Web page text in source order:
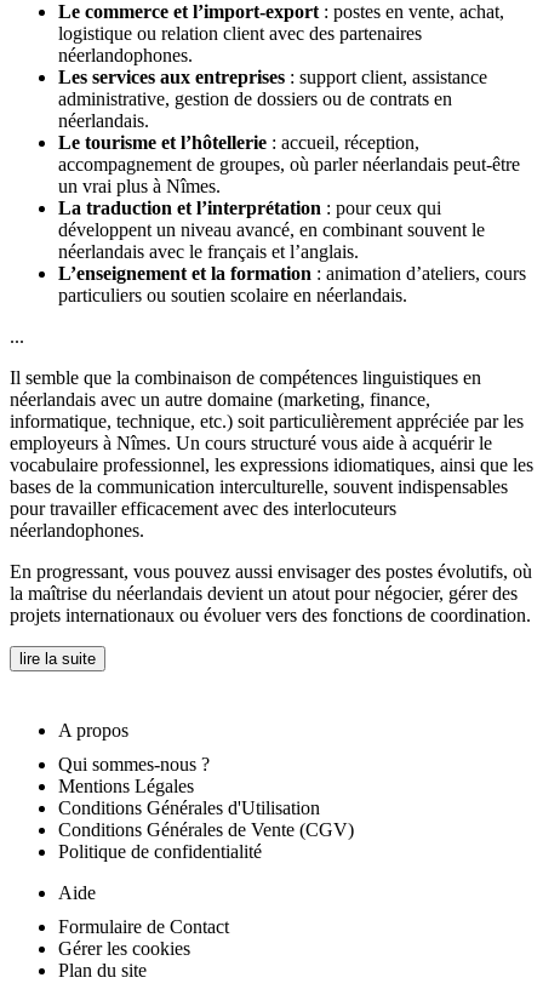
Le commerce et l’import-export : postes en vente, achat,
logistique ou relation client avec des partenaires
néerlandophones.
Les services aux entreprises : support client, assistance
administrative, gestion de dossiers ou de contrats en
néerlandais.
Le tourisme et l’hôtellerie : accueil, réception,
accompagnement de groupes, où parler néerlandais peut-être
un vrai plus à Nîmes.
La traduction et l’interprétation : pour ceux qui
développent un niveau avancé, en combinant souvent le
néerlandais avec le français et l’anglais.
L’enseignement et la formation : animation d’ateliers, cours
particuliers ou soutien scolaire en néerlandais.
...
Il semble que la combinaison de compétences linguistiques en
néerlandais avec un autre domaine (marketing, finance,
informatique, technique, etc.) soit particulièrement appréciée par les
employeurs à Nîmes. Un cours structuré vous aide à acquérir le
vocabulaire professionnel, les expressions idiomatiques, ainsi que les
bases de la communication interculturelle, souvent indispensables
pour travailler efficacement avec des interlocuteurs
néerlandophones.
En progressant, vous pouvez aussi envisager des postes évolutifs, où
la maîtrise du néerlandais devient un atout pour négocier, gérer des
projets internationaux ou évoluer vers des fonctions de coordination.
lire la suite
A propos
Qui sommes-nous ?
Mentions Légales
Conditions Générales d'Utilisation
Conditions Générales de Vente (CGV)
Politique de confidentialité
Aide
Formulaire de Contact
Gérer les cookies
Plan du site